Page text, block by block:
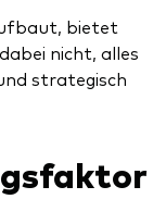
bietet
nicht, alles
strategisch